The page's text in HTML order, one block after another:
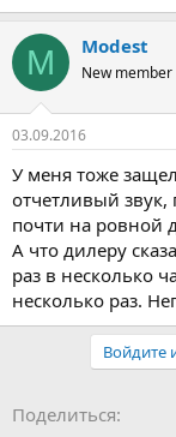
M Modest
New member
03.09.2016
У меня тоже
отчетливый
почти на ровной
А что дилеру
раз в несколько
несколько раз.
Войдите
Поделиться: